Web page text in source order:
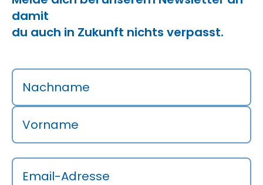
damit
du auch in Zukunft nichts verpasst.
Nachname
Vorname
Email-Adresse